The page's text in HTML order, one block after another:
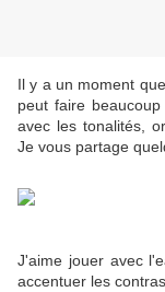
Il y a un moment
peut faire
avec les tonalités,
Je vous partage
J'aime jouer avec
accentuer les